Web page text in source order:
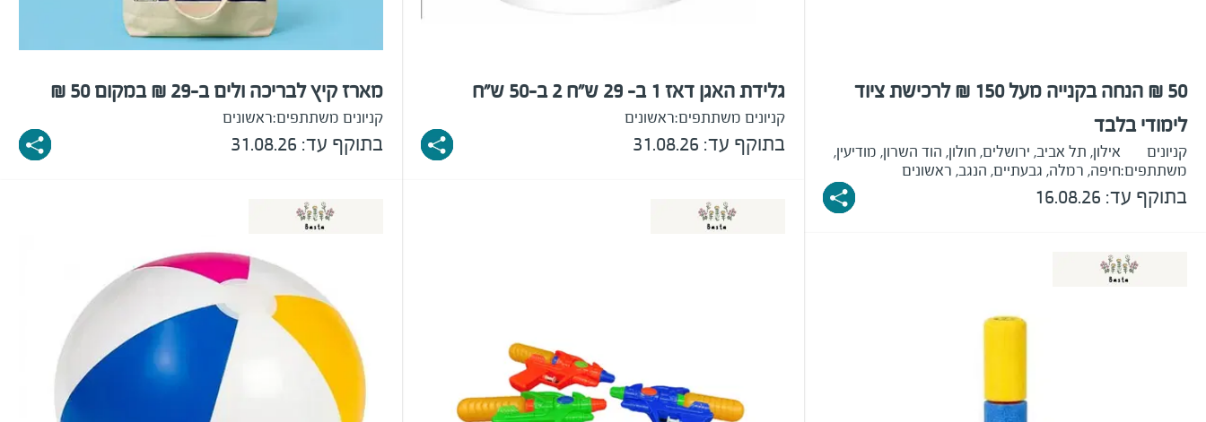
50 ₪ הנחה בקנייה מעל 150 ₪ לרכישת ציוד
לימודי בלבד
קניונים
משתתפים:
אילון, תל אביב, ירושלים, חולון, הוד השרון, מודיעין,
חיפה, רמלה, גבעתיים, הנגב, ראשונים
בתוקף עד: 16.08.26
גלידת האגן דאז 1 ב- 29 ש"ח 2 ב-50 ש"ח
קניונים משתתפים:ראשונים
בתוקף עד: 31.08.26
מארז קיץ לבריכה ולים ב-29 ₪ במקום 50 ₪
קניונים משתתפים:ראשונים
בתוקף עד: 31.08.26